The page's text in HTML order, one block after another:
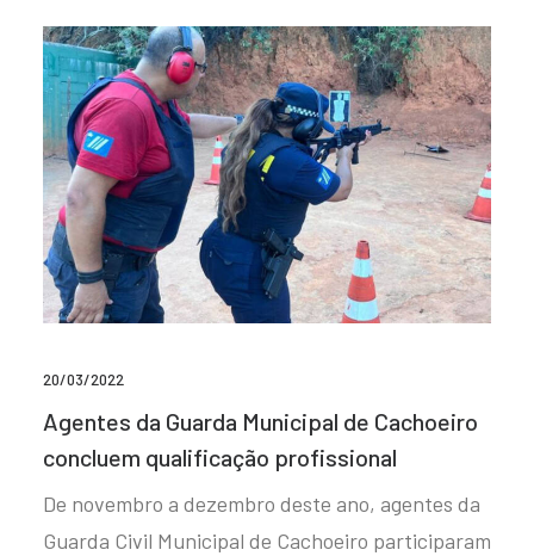
20/03/2022
Agentes da Guarda Municipal de Cachoeiro
concluem qualificação profissional
De novembro a dezembro deste ano, agentes da
Guarda Civil Municipal de Cachoeiro participaram